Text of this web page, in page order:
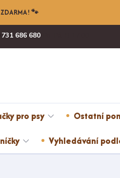
🐾
686 680
pro psy Ostatní
Vyhledávání